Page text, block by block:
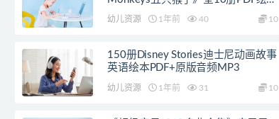
+音频
幼儿资源 1年前 40 10
150册Disney Stories迪士尼动画故事
英语绘本PDF+原版音频MP3
幼儿资源 1年前 31 10